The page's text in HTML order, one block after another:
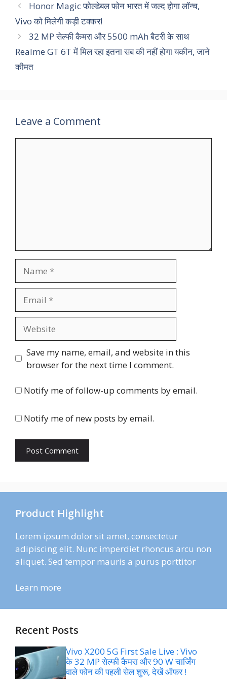
Honor Magic फोल्‍डेबल फोन भारत में जल्‍द होगा लॉन्‍च,
Vivo को मिलेगी कड़ी टक्‍कर!
32 MP सेल्फी कैमरा और 5500 mAh बैटरी के साथ
Realme GT 6T में मिल रहा इतना सब की नहीं होगा यकीन, जाने
कीमत
Leave a Comment
Save my name, email, and website in this
browser for the next time I comment.
Notify me of follow-up comments by email.
Notify me of new posts by email.
Product Highlight
Lorem ipsum dolor sit amet, consectetur
adipiscing elit. Nunc imperdiet rhoncus arcu non
aliquet. Sed tempor mauris a purus porttitor
Learn more
Recent Posts
Vivo X200 5G First Sale Live : Vivo
के 32 MP सेल्फी कैमरा और 90 W चार्जिंग
वाले फोन की पहली सेल शुरू, देखें ऑफर !